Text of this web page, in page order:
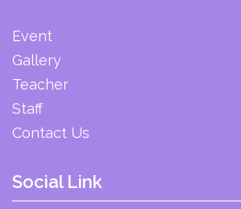
Event
Gallery
Teacher
Staff
Contact Us
Social Link